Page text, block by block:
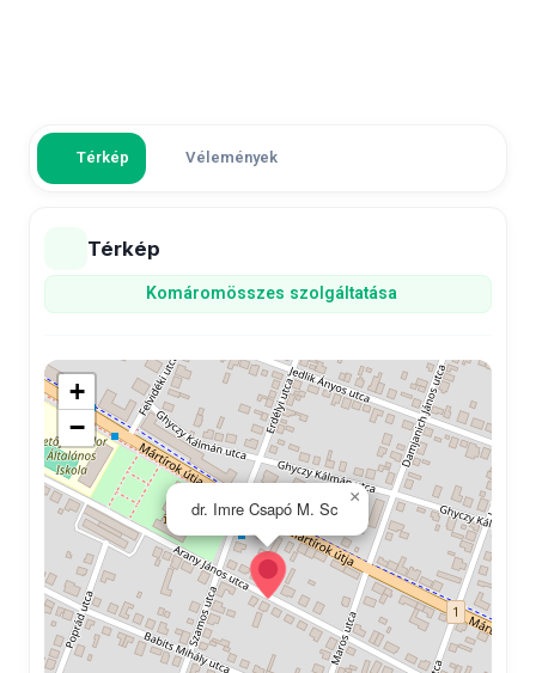
Térkép Vélemények
Térkép
Komáromösszes szolgáltatása
dr. Imre Csapó M. Sc
×
+
−